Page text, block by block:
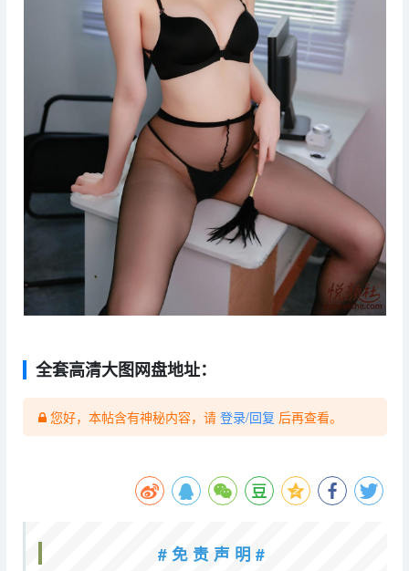
全套高清大图网盘地址：
您好，本帖含有神秘内容，请 登录/回复 后再查看。
# 免 责 声 明 #